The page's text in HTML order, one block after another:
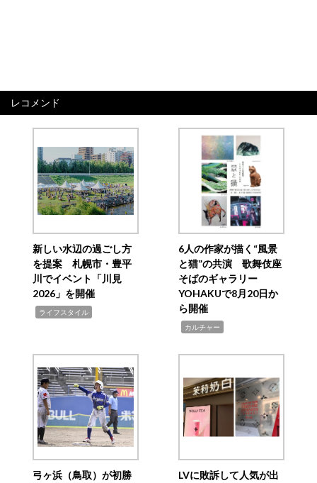
レコメンド
新しい水辺の過ごし方
を提案 札幌市・豊平
川でイベント「川見
2026」を開催
ライフスタイル
6人の作家が描く“風景
と猫”の共演 歌舞伎座
そばのギャラリー
YOHAKUで8月20日か
ら開催
カルチャー
弓ヶ浜（鳥取）が初勝
LVに敗訴して人気が出